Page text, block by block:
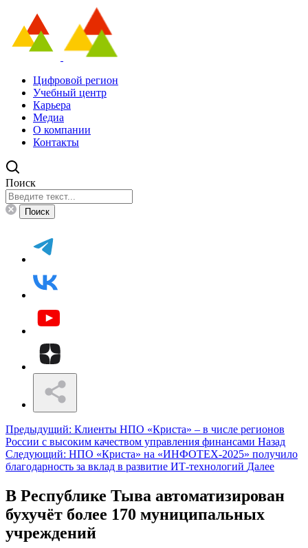
Цифровой регион
Учебный центр
Карьера
Медиа
О компании
Контакты
Поиск
Поиск
Предыдущий: Клиенты НПО «Криста» – в числе регионов
России с высоким качеством управления финансами Назад
Следующий: НПО «Криста» на «ИНФОТЕХ-2025» получило
благодарность за вклад в развитие ИТ-технологий Далее
В Республике Тыва автоматизирован
бухучёт более 170 муниципальных
учреждений